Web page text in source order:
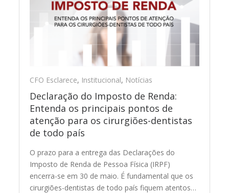
CFO Esclarece, Institucional, Notícias
Declaração do Imposto de Renda:
Entenda os principais pontos de
atenção para os cirurgiões-dentistas
de todo país
O prazo para a entrega das Declarações do
Imposto de Renda de Pessoa Física (IRPF)
encerra-se em 30 de maio. É fundamental que os
cirurgiões-dentistas de todo país fiquem atentos…